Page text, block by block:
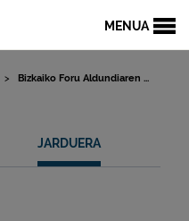
MENUA
Bizkaiko Foru Aldundiaren ...
JARDUERA